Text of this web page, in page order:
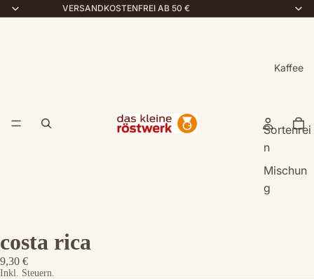
VERSANDKOSTENFREI AB 50 €
Kaffee
Sortenrei
n
Mischun
g
costa rica
9,30 €
Inkl. Steuern.